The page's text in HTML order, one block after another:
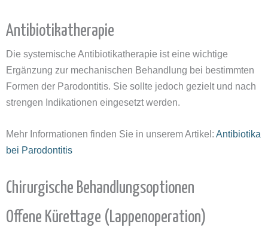
Antibiotikatherapie
Die systemische Antibiotikatherapie ist eine wichtige
Ergänzung zur mechanischen Behandlung bei bestimmten
Formen der Parodontitis. Sie sollte jedoch gezielt und nach
strengen Indikationen eingesetzt werden.
Mehr Informationen finden Sie in unserem Artikel: Antibiotika
bei Parodontitis
Chirurgische Behandlungsoptionen
Offene Kürettage (Lappenoperation)